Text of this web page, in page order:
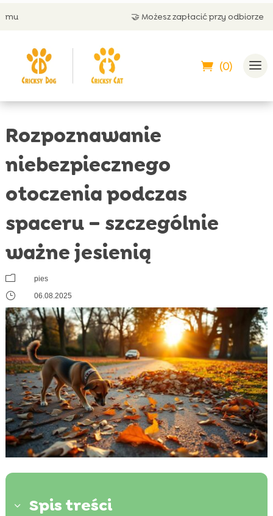
🤝 Możesz zapłacić przy odbiorze
(0)
Rozpoznawanie
niebezpiecznego
otoczenia podczas
spaceru – szczególnie
ważne jesienią
m pies
} 06.08.2025
3 Spis treści